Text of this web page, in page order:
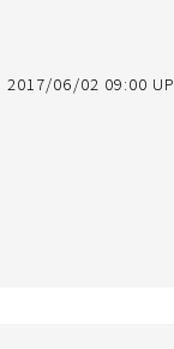
2017/06/02 09:00 UP